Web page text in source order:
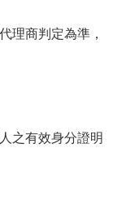
理商判定為準，
之有效身分證明